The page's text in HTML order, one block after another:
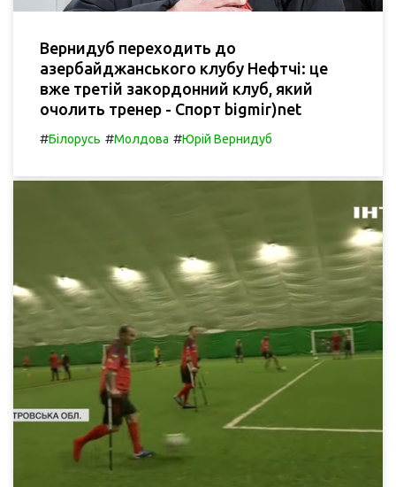
Вернидуб переходить до
азербайджанського клубу Нефтчі: це
вже третій закордонний клуб, який
очолить тренер - Спорт bigmir)net
#Білорусь #Молдова #Юрій Вернидуб